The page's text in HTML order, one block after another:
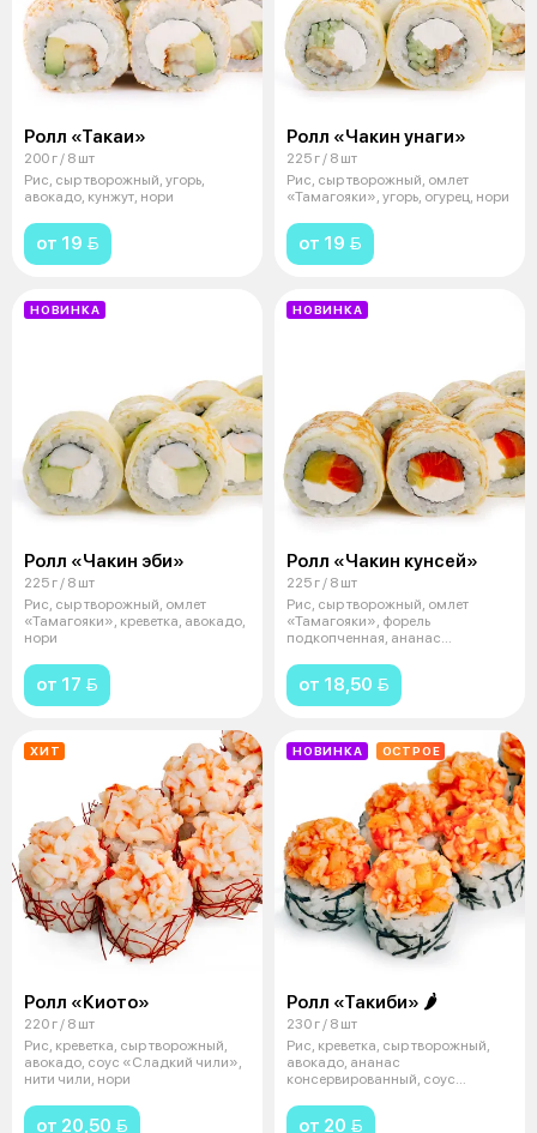
Ролл «Такаи»
200 г / 8 шт
Рис, сыр творожный, угорь,
авокадо, кунжут, нори
от 19 
Ролл «Чакин унаги»
225 г / 8 шт
Рис, сыр творожный, омлет
«Тамагояки», угорь, огурец, нори
от 19 
НОВИНКА
Ролл «Чакин эби»
225 г / 8 шт
Рис, сыр творожный, омлет
«Тамагояки», креветка, авокадо,
нори
от 17 
НОВИНКА
Ролл «Чакин кунсей»
225 г / 8 шт
Рис, сыр творожный, омлет
«Тамагояки», форель
подкопченная, ананас
от 18,50 
ХИТ
Ролл «Киото»
220 г / 8 шт
Рис, креветка, сыр творожный,
авокадо, соус «Сладкий чили»,
нити чили, нори
от 20,50 
НОВИНКА ОСТРОЕ
Ролл «Такиби» 🌶
230 г / 8 шт
Рис, креветка, сыр творожный,
авокадо, ананас
консервированный, соус
от 20 